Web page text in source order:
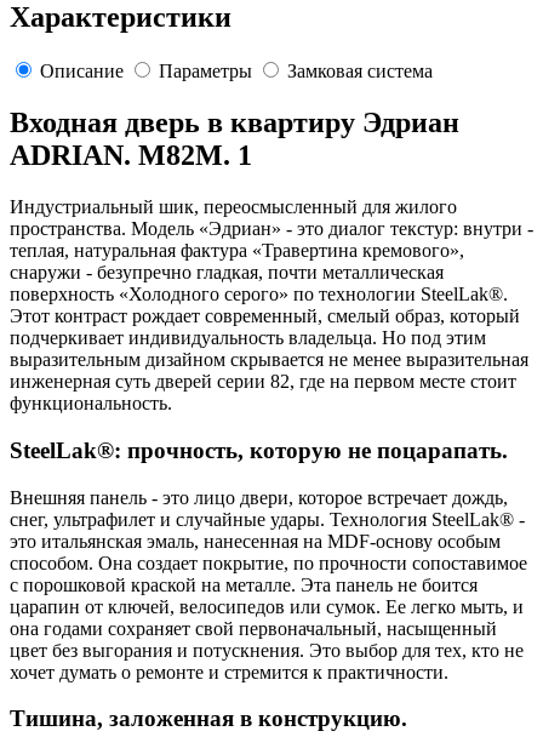
Характеристики
Описание Параметры Замковая система
Входная дверь в квартиру Эдриан
ADRIAN. M82M. 1
Индустриальный шик, переосмысленный для жилого
пространства. Модель «Эдриан» - это диалог текстур: внутри -
теплая, натуральная фактура «Травертина кремового»,
снаружи - безупречно гладкая, почти металлическая
поверхность «Холодного серого» по технологии SteelLak®.
Этот контраст рождает современный, смелый образ, который
подчеркивает индивидуальность владельца. Но под этим
выразительным дизайном скрывается не менее выразительная
инженерная суть дверей серии 82, где на первом месте стоит
функциональность.
SteelLak®: прочность, которую не поцарапать.
Внешняя панель - это лицо двери, которое встречает дождь,
снег, ультрафилет и случайные удары. Технология SteelLak® -
это итальянская эмаль, нанесенная на MDF-основу особым
способом. Она создает покрытие, по прочности сопоставимое
с порошковой краской на металле. Эта панель не боится
царапин от ключей, велосипедов или сумок. Ее легко мыть, и
она годами сохраняет свой первоначальный, насыщенный
цвет без выгорания и потускнения. Это выбор для тех, кто не
хочет думать о ремонте и стремится к практичности.
Тишина, заложенная в конструкцию.